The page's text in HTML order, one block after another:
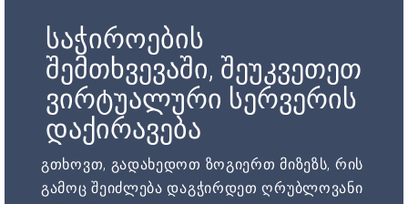
საჭიროების
შემთხვევაში, შეუკვეთეთ
ვირტუალური სერვერის
დაქირავება
გთხოვთ, გადახედოთ ზოგიერთ მიზეზს, რის
გამოც შეიძლება დაგჭირდეთ ღრუბლოვანი